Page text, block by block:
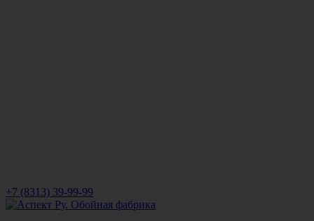
+7 (8313) 39-99-99